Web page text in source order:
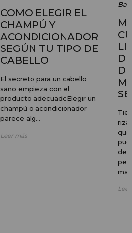
COMO ELEGIR EL
CHAMPÚ Y
ACONDICIONADOR
SEGÚN TU TIPO DE
CABELLO
El secreto para un cabello
sano empieza con el
producto adecuadoElegir un
champú o acondicionador
parece alg...
Leer más
que
Leer